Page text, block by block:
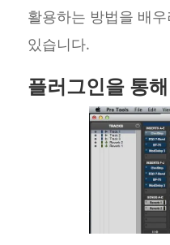
활용하는 방법을 배
있습니다.
플러그인을 통